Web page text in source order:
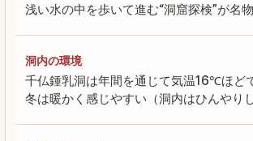
浅い水の中を歩いて進む“洞窟探検”が名物
洞内の環境
千仏鍾乳洞は年間を通じて気温16℃ほど
冬は暖かく感じやすい（洞内はひんやり